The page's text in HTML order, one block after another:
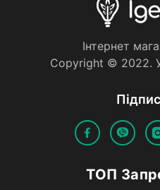
Iнтернет
Copyright © 2022.
ТОП